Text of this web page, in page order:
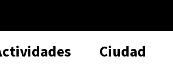
Ciudad